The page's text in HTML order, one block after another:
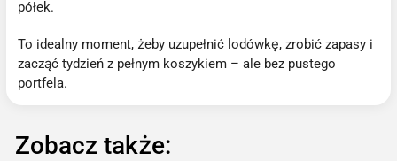
półek.
To idealny moment, żeby uzupełnić lodówkę, zrobić zapasy i
zacząć tydzień z pełnym koszykiem – ale bez pustego
portfela.
Zobacz także: